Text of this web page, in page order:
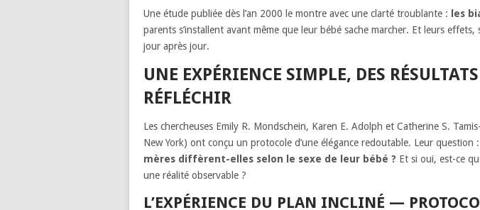
Une étude publiée dès l’an 2000 le montre avec une clarté troublante : les
parents s’installent avant même que leur bébé sache marcher. Et leurs effets,
jour après jour.
UNE EXPÉRIENCE SIMPLE, DES
RÉFLÉCHIR
Les chercheuses Emily R. Mondschein, Karen E. Adolph et Catherine S.
New York) ont conçu un protocole d’une élégance redoutable. Leur question :
mères diffèrent-elles selon le sexe de leur bébé ? Et si oui, est-ce
une réalité observable ?
L’EXPÉRIENCE DU PLAN INCLINÉ —